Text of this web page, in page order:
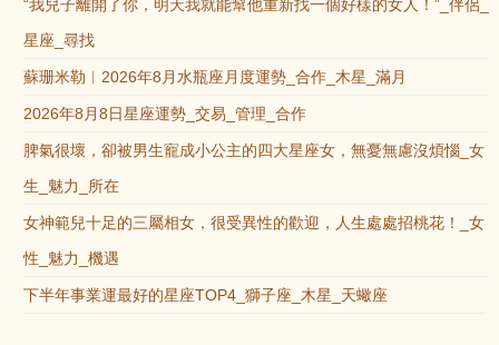
“我兒子離開了你，明天我就能幫他重新找一個好樣的女人！”_伴侶_
星座_尋找
蘇珊米勒︱2026年8月水瓶座月度運勢_合作_木星_滿月
2026年8月8日星座運勢_交易_管理_合作
脾氣很壞，卻被男生寵成小公主的四大星座女，無憂無慮沒煩惱_女
生_魅力_所在
女神範兒十足的三屬相女，很受異性的歡迎，人生處處招桃花！_女
性_魅力_機遇
下半年事業運最好的星座TOP4_獅子座_木星_天蠍座